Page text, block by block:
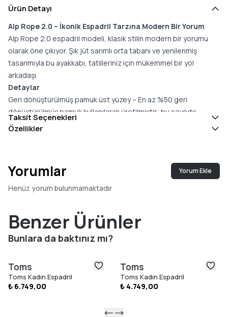
Ürün Detayı
Alp Rope 2.0 – İkonik Espadril Tarzına Modern Bir Yorum
Alp Rope 2.0 espadril modeli, klasik stilin modern bir yorumu
olarak öne çıkıyor. Şık jüt sarımlı orta tabanı ve yenilenmiş
tasarımıyla bu ayakkabı, tatilleriniz için mükemmel bir yol
arkadaşı.
Detaylar
Geri dönüştürülmüş pamuk üst yüzey – En az %50 geri
dönüştürülmüş pamuk kullanılarak üretilmiştir; bu sayede
atıkların çöplüklere gitmesi engellenir ve geleneksel pamuğa
Kauçuk dış taban
%26 çevre dostu içerik (%15 hibrit malzeme, %6 bio-yağ, %5
iç taban ile artırılmış konfor ve nefes alabilirlik
Kolay giyim için yapılandırılmamış topuk
Vegan
TOMS’tan yaptığınız her alışveriş, çocukların eğitimi, sağlığı ve
refahını destekler. Böylece dünya genelindeki çocuklara daha
Taksit Seçenekleri
Özellikler
Yorumlar Yorum Ekle
Henüz yorum bulunmamaktadır
Benzer Ürünler
Bunlara da baktınız mı?
Toms
Toms Kadın Espadril
₺ 6.749,00
Toms
Toms Kadın Espadril
₺ 4.749,00